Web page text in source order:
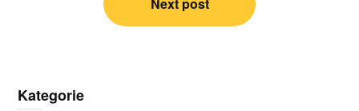
Kategorie